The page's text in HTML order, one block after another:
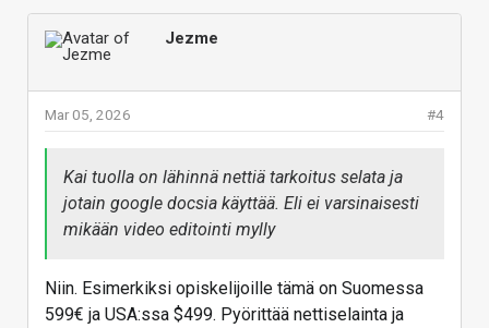
näppäimistö olisi luultavasti käytännöllisempi
pitkäikäisyytensä kannalta.)
Tiettyyn tarkasti rajattuun käyttötarkoitukseen
suorituskyky on toki täydellinen.
Jezme
#4
Mar 05, 2026
Kai tuolla on lähinnä nettiä tarkoitus selata ja
jotain google docsia käyttää. Eli ei varsinaisesti
mikään video editointi mylly
Niin. Esimerkiksi opiskelijoille tämä on Suomessa
599€ ja USA:ssa $499. Pyörittää nettiselainta ja